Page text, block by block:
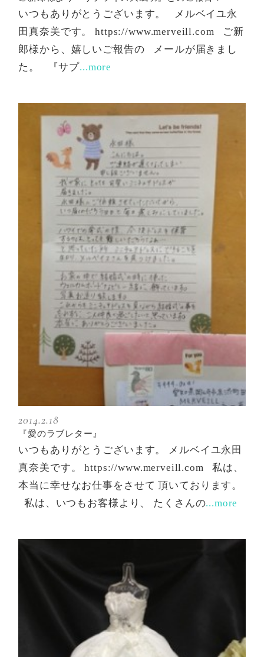
いつもありがとうございます。 メルベイユ永
田真奈美です。 https://www.merveill.com ご新
郎様から、嬉しいご報告の メールが届きまし
た。 『サプ...more
2014.2.18
『愛のラブレター』
いつもありがとうございます。 メルベイユ永田
真奈美です。 https://www.merveill.com 私は、
本当に幸せなお仕事をさせて 頂いております。
私は、いつもお客様より、 たくさんの...more